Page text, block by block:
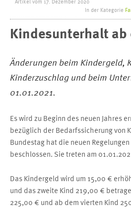
In der Kategorie
Kindesunterhalt ab
Änderungen beim Kindergeld,
Kinderzuschlag und beim
01.01.2021.
Es wird zu Beginn des neuen Jahres
bezüglich der Bedarfssicherung von
Bundestag hat die neuen
beschlossen. Sie treten am
Das Kindergeld wird um 15,00 €
und das zweite Kind 219,00 €
225,00 € und ab dem vierten Kind